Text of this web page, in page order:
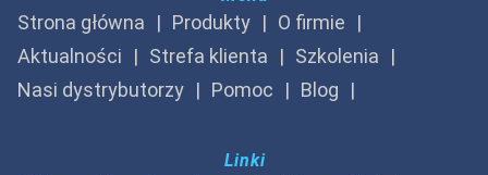
Strona główna Produkty
O firmie
Aktualności
Strefa klienta
Szkolenia
Nasi dystrybutorzy
Pomoc Blog
Linki